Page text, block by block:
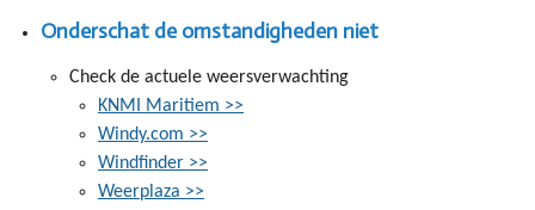
Onderschat de omstandigheden niet
Check de actuele weersverwachting
KNMI Maritiem >>
Windy.com >>
Windfinder >>
Weerplaza >>